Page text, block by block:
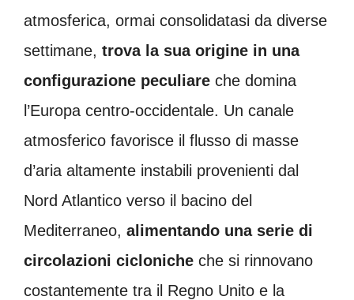
atmosferica, ormai consolidatasi da diverse
settimane, trova la sua origine in una
configurazione peculiare che domina
l’Europa centro-occidentale. Un canale
atmosferico favorisce il flusso di masse
d’aria altamente instabili provenienti dal
Nord Atlantico verso il bacino del
Mediterraneo, alimentando una serie di
circolazioni cicloniche che si rinnovano
costantemente tra il Regno Unito e la